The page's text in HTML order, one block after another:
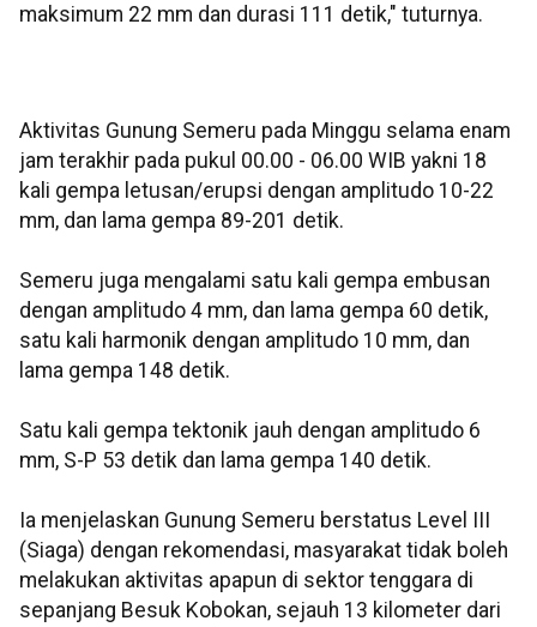
maksimum 22 mm dan durasi 111 detik," tuturnya.
Aktivitas Gunung Semeru pada Minggu selama enam
jam terakhir pada pukul 00.00 - 06.00 WIB yakni 18
kali gempa letusan/erupsi dengan amplitudo 10-22
mm, dan lama gempa 89-201 detik.
Semeru juga mengalami satu kali gempa embusan
dengan amplitudo 4 mm, dan lama gempa 60 detik,
satu kali harmonik dengan amplitudo 10 mm, dan
lama gempa 148 detik.
Satu kali gempa tektonik jauh dengan amplitudo 6
mm, S-P 53 detik dan lama gempa 140 detik.
Ia menjelaskan Gunung Semeru berstatus Level III
(Siaga) dengan rekomendasi, masyarakat tidak boleh
melakukan aktivitas apapun di sektor tenggara di
sepanjang Besuk Kobokan, sejauh 13 kilometer dari